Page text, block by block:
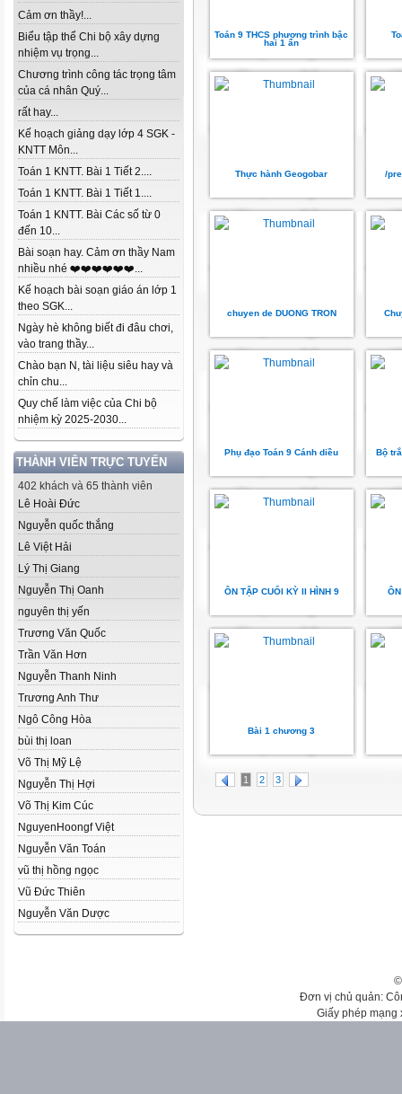
Cảm ơn thầy!...
Biểu tập thể Chi bộ xây dựng
nhiệm vụ trọng...
Chương trình công tác trọng tâm
của cá nhân Quý...
rất hay...
Kế hoạch giảng dạy lớp 4 SGK -
KNTT Môn...
Toán 1 KNTT. Bài 1 Tiết 2....
Toán 1 KNTT. Bài 1 Tiết 1....
Toán 1 KNTT. Bài Các số từ 0
đến 10...
Bài soạn hay. Cảm ơn thầy Nam
nhiều nhé ❤️❤️❤️❤️❤️❤️...
Kế hoạch bài soạn giáo án lớp 1
theo SGK...
Ngày hè không biết đi đâu chơi,
vào trang thầy...
Chào bạn N, tài liệu siêu hay và
chỉn chu...
Quy chế làm việc của Chi bộ
nhiệm kỳ 2025-2030...
THÀNH VIÊN TRỰC TUYẾN
402 khách và 65 thành viên
Lê Hoài Đức
Nguyễn quốc thắng
Lê Việt Hải
Lý Thị Giang
Nguyễn Thị Oanh
nguyên thị yến
Trương Văn Quốc
Trần Văn Hơn
Nguyễn Thanh Ninh
Trương Anh Thư
Ngô Công Hòa
bùi thị loan
Võ Thị Mỹ Lệ
Nguyễn Thị Hợi
Võ Thị Kim Cúc
NguyenHoongf Việt
Nguyễn Văn Toán
vũ thị hồng ngọc
Vũ Đức Thiên
Nguyễn Văn Dược
Toán 9 THCS phương trình bậc
hai 1 ẩn
Thực hành Geogobar /
chuyen de DUONG TRON
Phụ đạo Toán 9 Cánh diều Bộ
ÔN TẬP CUỐI KỲ II HÌNH 9
Bài 1 chương 3
1 2 3
Đơn vị chủ quản:
Giấy phép mạng